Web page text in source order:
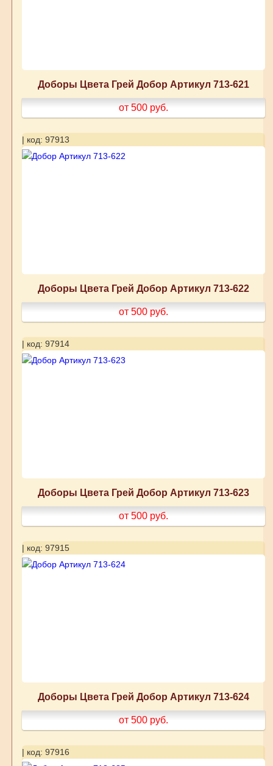
Доборы Цвета Грей Добор Артикул 713-621
от 500 руб.
| код: 97913
Доборы Цвета Грей Добор Артикул 713-622
от 500 руб.
| код: 97914
Доборы Цвета Грей Добор Артикул 713-623
от 500 руб.
| код: 97915
Доборы Цвета Грей Добор Артикул 713-624
от 500 руб.
| код: 97916